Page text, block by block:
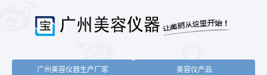
广州美容仪器生产厂家
美容仪产品